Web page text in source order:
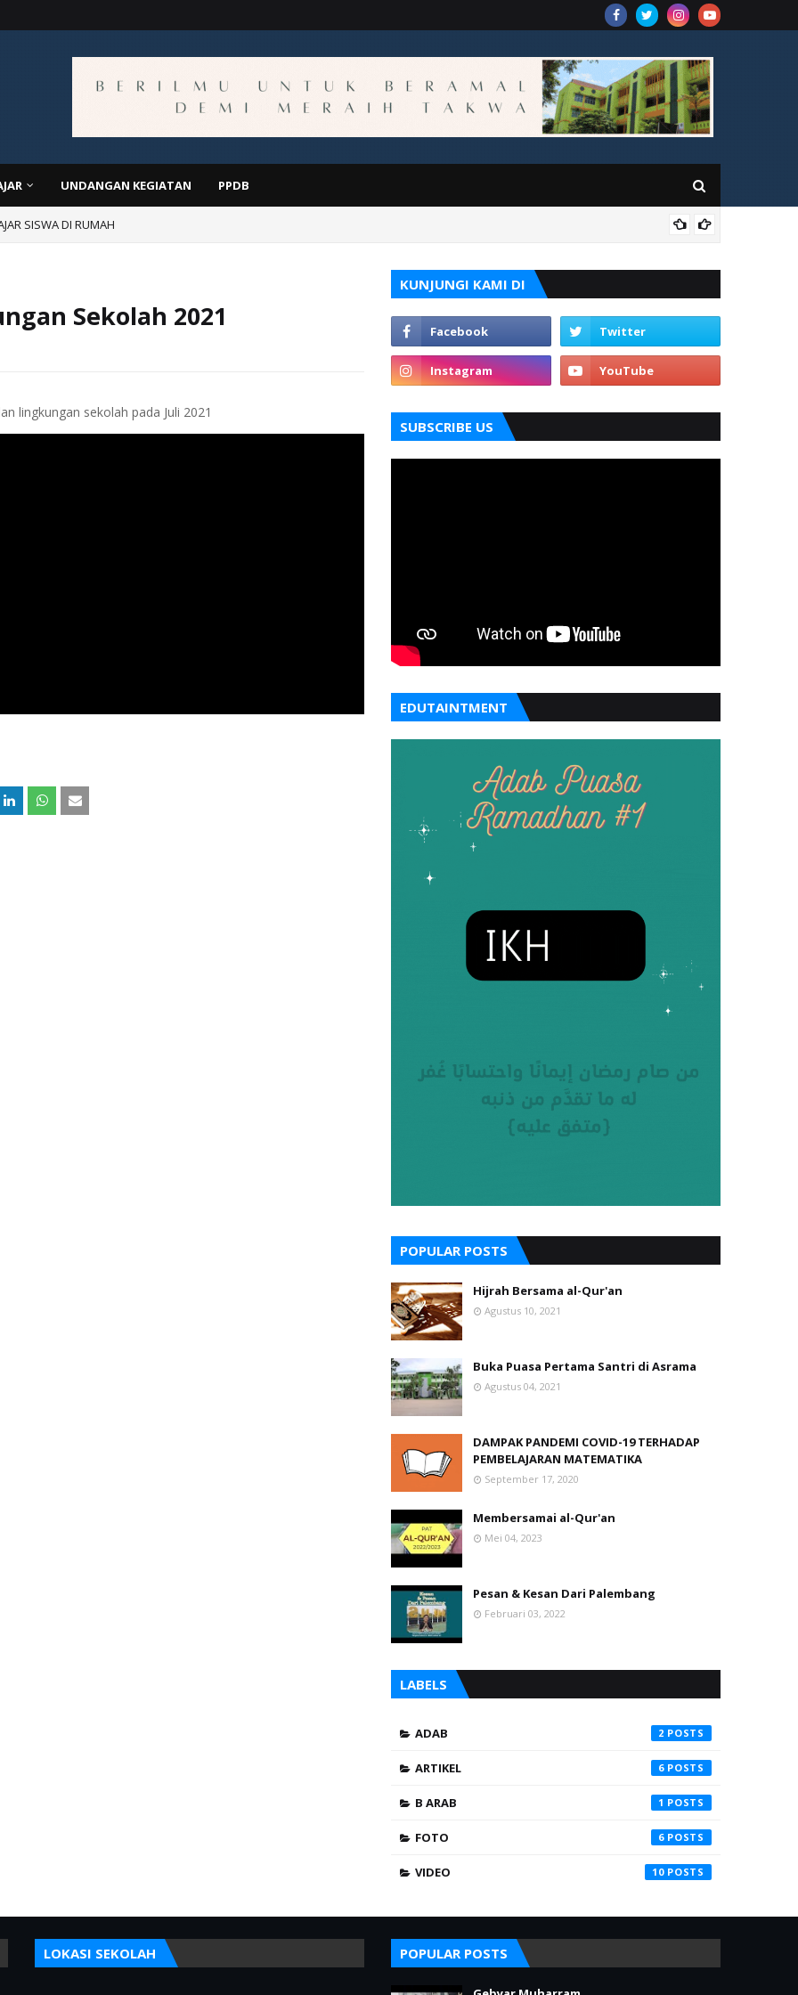
UNDANGAN KEGIATAN PPDB
SISWA DI RUMAH
Sekolah 2021
lingkungan sekolah pada Juli 2021
KUNJUNGI KAMI DI
SUBSCRIBE US
EDUTAINTMENT
POPULAR POSTS
Hijrah Bersama al-Qur'an
Agustus 10, 2021
Buka Puasa Pertama Santri di Asrama
Agustus 04, 2021
DAMPAK PANDEMI COVID-19 TERHADAP
PEMBELAJARAN MATEMATIKA
September 17, 2020
Membersamai al-Qur'an
Mei 04, 2023
Pesan & Kesan Dari Palembang
Februari 03, 2022
LABELS
ADAB 2
ARTIKEL 6
B ARAB 1
FOTO 6
VIDEO 10
LOKASI SEKOLAH POPULAR POSTS